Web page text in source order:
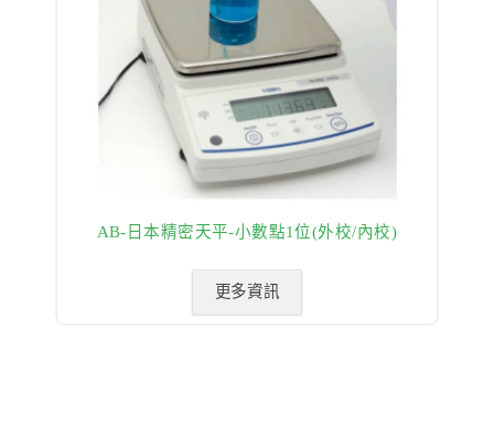
AB-日本精密天平-小數點1位(外校/內校)
更多資訊